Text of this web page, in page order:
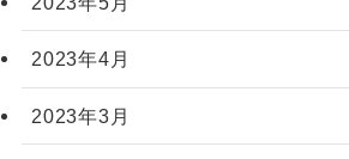
2023年4月
2023年3月